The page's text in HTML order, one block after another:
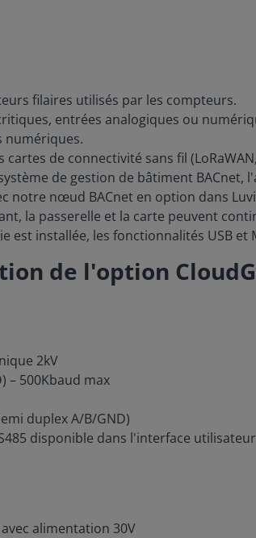
filaires utilisés par les compteurs.
entrées analogiques ou
numériques.
de connectivité sans fil
de gestion de bâtiment BACnet,
notre nœud BACnet en option dans
la passerelle et la carte peuvent
est installée, les fonctionnalités USB
de l'option
2kV
– 500Kbaud max
duplex A/B/GND)
disponible dans l'interface utilisateur
alimentation 30V